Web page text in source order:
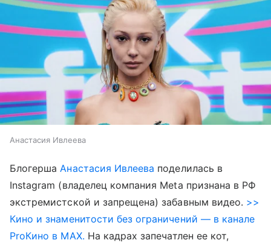
Анастасия Ивлеева
БлогершаАнастасия Ивлеева поделилась в
Instagram (владелец компания Meta признана в РФ
экстремистской и запрещена) забавным видео. >>
Кино и знаменитости без ограничений — в канале
ProКино в MAX. На кадрах запечатлен ее кот,